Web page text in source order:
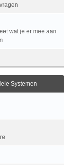
wat je er mee aan
Systemen